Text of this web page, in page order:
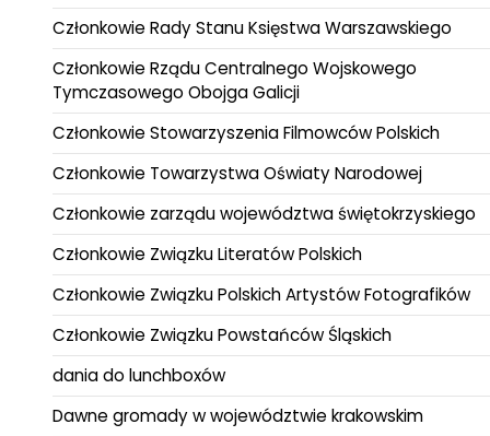
Członkowie Rady Stanu Księstwa Warszawskiego
Członkowie Rządu Centralnego Wojskowego
Tymczasowego Obojga Galicji
Członkowie Stowarzyszenia Filmowców Polskich
Członkowie Towarzystwa Oświaty Narodowej
Członkowie zarządu województwa świętokrzyskiego
Członkowie Związku Literatów Polskich
Członkowie Związku Polskich Artystów Fotografików
Członkowie Związku Powstańców Śląskich
dania do lunchboxów
Dawne gromady w województwie krakowskim